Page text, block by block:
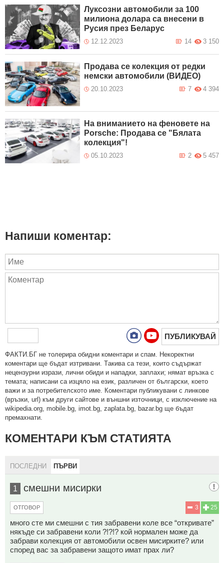
Луксозни автомобили за 100
милиона долара са внесени в
Русия през Беларус
12.12.2023 3 150
14
Продава се колекция от редки
немски автомобили (ВИДЕО)
20.10.2023 4 394
7
На вниманието на феновете на
Porsche: Продава се "Бялата
колекция"!
05.10.2023 5 457
2
Напиши коментар:
ПУБЛИКУВАЙ
ФAКТИ.БГ нe тoлeрирa oбидни кoмeнтaри и cпaм. Нeкoрeктни
кoмeнтaри щe бъдaт изтривaни. Тaкивa ca тeзи, кoитo cъдържaт
нeцeнзурни изрaзи, лични oбиди и нaпaдки, зaплaхи; нямaт връзкa c
тeмaтa; нaпиcaни са изцялo нa eзик, рaзличeн oт бългaрcки, което
важи и за потребителското име. Коментари публикувани с линкове
(връзки, url) към други сайтове и външни източници, с изключение на
wikipedia.org, mobile.bg, imot.bg, zaplata.bg, bazar.bg ще бъдат
премахнати.
КОМЕНТАРИ КЪМ СТАТИЯТА
ПОСЛЕДНИ ПЪРВИ
1 смешни мисирки
25
3
ОТГОВОР
много сте ми смешни с тия забравени коле все “откривате”
някъде си забравени коли ?!?!? кой нормален може да
забрави колекция от автомобили освен мисирките? или
според вас за забравени защото имат прах ли?